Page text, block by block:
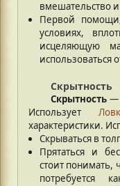
вмешательство
Первой
условиях,
исцеляющую
использоваться
Скрытность
Скрытность —
Использует
характеристики.
Скрываться в
Прятаться и
стоит понимать,
потребуется